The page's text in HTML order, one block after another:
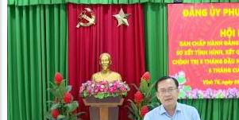
đình chính sách trên địa bàn khóm Vĩnh Tây.